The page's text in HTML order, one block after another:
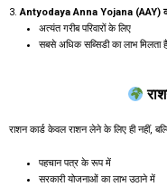
3.Antyodaya Anna Yojana (AAY)
अत्यंत गरीब परिवारों के लिए
सबसे अधिक सब्सिडी का लाभ मिलता है
राशन कार्ड केवल राशन लेने के लिए ही नहीं,
पहचान पत्र के रूप में
सरकारी योजनाओं का लाभ उठाने में